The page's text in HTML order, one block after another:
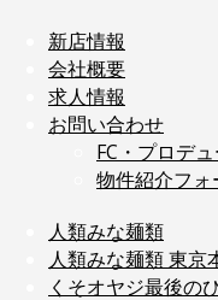
新店情報
会社概要
求人情報
お問い合わせ
FC・プロデ
物件紹介フォ
人類みな麺類
人類みな麺類 東京
くそオヤジ最後の